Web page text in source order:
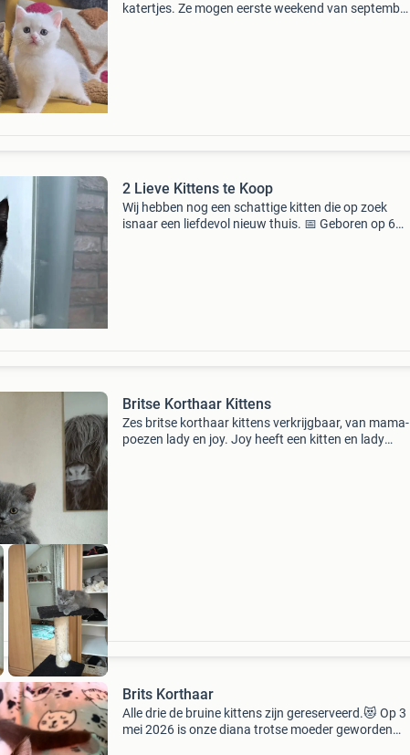
katertjes. Ze mogen eerste weekend van september
2 Lieve Kittens te Koop
Wij hebben nog een schattige kitten die op zoek
isnaar een liefdevol nieuw thuis. 📅 Geboren op 6
Britse Korthaar Kittens
Zes britse korthaar kittens verkrijgbaar, van mama-
poezen lady en joy. Joy heeft een kitten en lady
Brits Korthaar
Alle drie de bruine kittens zijn gereserveerd.😻 Op 3
mei 2026 is onze diana trotse moeder geworden